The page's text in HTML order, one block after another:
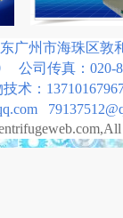
市海珠区敦和
司传真：020-
：